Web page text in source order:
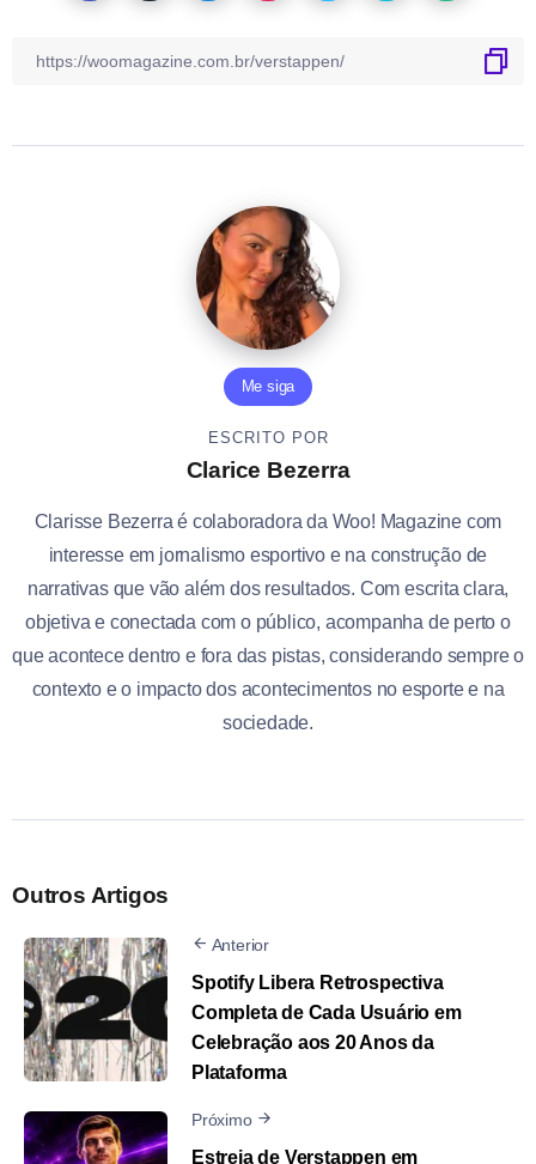
Me siga
ESCRITO POR
Clarice Bezerra
Clarisse Bezerra é colaboradora da Woo! Magazine com
interesse em jornalismo esportivo e na construção de
narrativas que vão além dos resultados. Com escrita clara,
objetiva e conectada com o público, acompanha de perto o
que acontece dentro e fora das pistas, considerando sempre o
contexto e o impacto dos acontecimentos no esporte e na
sociedade.
Outros Artigos
Anterior
Spotify Libera Retrospectiva
Completa de Cada Usuário em
Celebração aos 20 Anos da
Plataforma
Próximo
Estreia de Verstappen em